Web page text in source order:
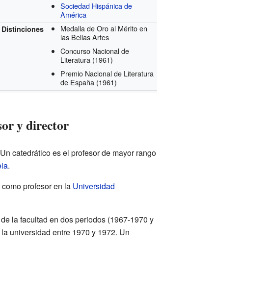
Sociedad Hispánica de
América
Distinciones
Medalla de Oro al Mérito en
las Bellas Artes
Concurso Nacional de
Literatura (1961)
Premio Nacional de Literatura
de España (1961)
y director
catedrático es el profesor de mayor rango
.
profesor en la Universidad
la facultad en dos periodos (1967-1970 y
universidad entre 1970 y 1972. Un